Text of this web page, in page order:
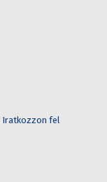
Iratkozzon fel